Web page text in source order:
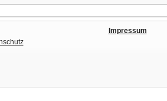
Impressum